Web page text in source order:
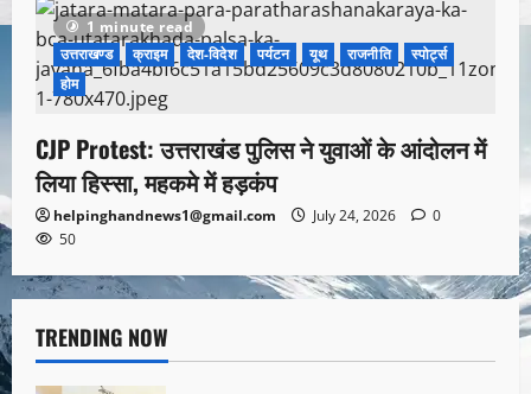
1 minute read
उत्तराखण्ड
क्राइम देश-विदेश पर्यटन यूथ राजनीति
स्पोर्ट्स
होम
CJP Protest: उत्तराखंड पुलिस ने युवाओं के आंदोलन में
लिया हिस्सा, महकमे में हड़कंप
helpinghandnews1@gmail.com July 24, 2026
0
50
TRENDING NOW